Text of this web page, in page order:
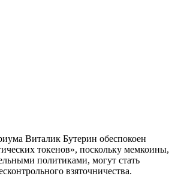
Виталик Бутерин обеспокоен
токенов», поскольку мемкоины,
политиками, могут стать
взяточничества.